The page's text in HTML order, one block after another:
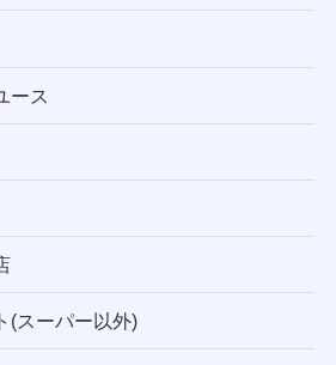
ース
(スーパー以外)